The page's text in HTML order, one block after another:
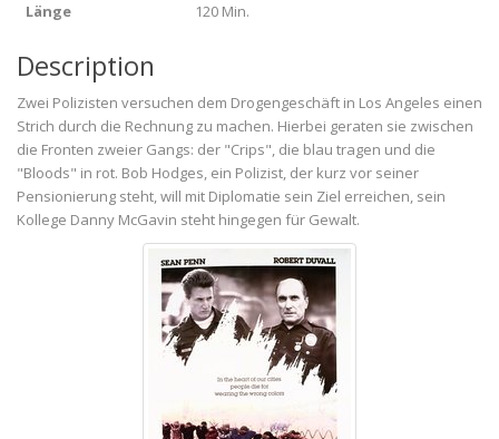
Länge
120 Min.
Description
Zwei Polizisten versuchen dem Drogengeschäft in Los Angeles einen
Strich durch die Rechnung zu machen. Hierbei geraten sie zwischen
die Fronten zweier Gangs: der "Crips", die blau tragen und die
"Bloods" in rot. Bob Hodges, ein Polizist, der kurz vor seiner
Pensionierung steht, will mit Diplomatie sein Ziel erreichen, sein
Kollege Danny McGavin steht hingegen für Gewalt.